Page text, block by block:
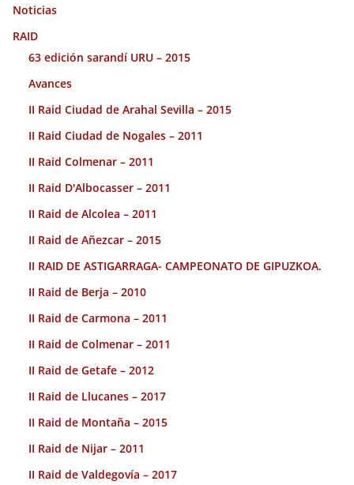
Noticias
RAID
63 edición sarandí URU – 2015
Avances
II Raid Ciudad de Arahal Sevilla – 2015
II Raid Ciudad de Nogales – 2011
II Raid Colmenar – 2011
II Raid D'Albocasser – 2011
II Raid de Alcolea – 2011
II Raid de Añezcar – 2015
II RAID DE ASTIGARRAGA- CAMPEONATO DE GIPUZKOA.
II Raid de Berja – 2010
II Raid de Carmona – 2011
II Raid de Colmenar – 2011
II Raid de Getafe – 2012
II Raid de Llucanes – 2017
II Raid de Montaña – 2015
II Raid de Nijar – 2011
II Raid de Valdegovía – 2017